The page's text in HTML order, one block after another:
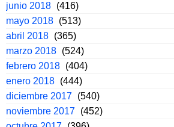
junio 2018 (416)
mayo 2018 (513)
abril 2018 (365)
marzo 2018 (524)
febrero 2018 (404)
enero 2018 (444)
diciembre 2017 (540)
noviembre 2017 (452)